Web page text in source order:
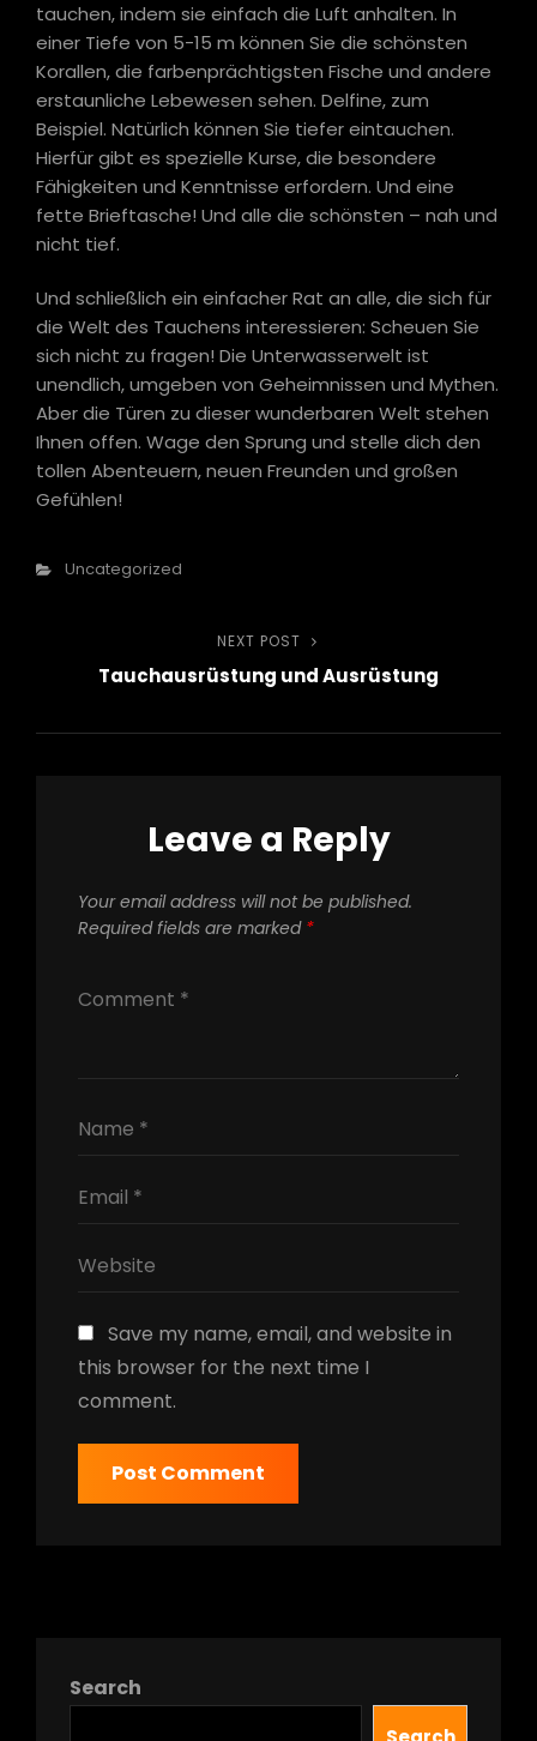
tauchen, indem sie einfach die Luft anhalten. In
einer Tiefe von 5-15 m können Sie die schönsten
Korallen, die farbenprächtigsten Fische und andere
erstaunliche Lebewesen sehen. Delfine, zum
Beispiel. Natürlich können Sie tiefer eintauchen.
Hierfür gibt es spezielle Kurse, die besondere
Fähigkeiten und Kenntnisse erfordern. Und eine
fette Brieftasche! Und alle die schönsten – nah und
nicht tief.
Und schließlich ein einfacher Rat an alle, die sich für
die Welt des Tauchens interessieren: Scheuen Sie
sich nicht zu fragen! Die Unterwasserwelt ist
unendlich, umgeben von Geheimnissen und Mythen.
Aber die Türen zu dieser wunderbaren Welt stehen
Ihnen offen. Wage den Sprung und stelle dich den
tollen Abenteuern, neuen Freunden und großen
Gefühlen!
Categories
Uncategorized
Post
Next
Post
NEXT POST
Tauchausrüstung und Ausrüstung
Leave a Reply
Your email address will not be published.
Required fields are marked *
Save my name, email, and website in
this browser for the next time I
comment.
Search